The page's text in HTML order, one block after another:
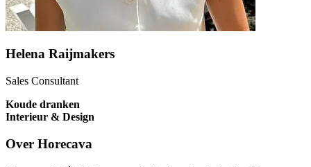
Helena Raijmakers
Sales Consultant
Koude dranken
Interieur & Design
Over Horecava